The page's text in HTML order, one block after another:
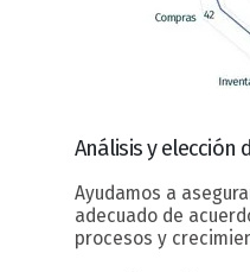
Análisis y elección
Ayudamos a
adecuado de
procesos y